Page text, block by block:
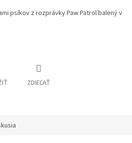
psíkov z rozprávky Paw Patrol balený v
ZDIEĽAŤ